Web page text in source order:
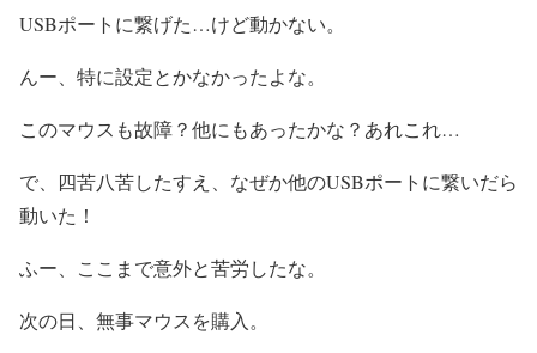
USBポートに繋げた…けど動かない。
んー、特に設定とかなかったよな。
このマウスも故障？他にもあったかな？あれこれ…
で、四苦八苦したすえ、なぜか他のUSBポートに繋いだら
動いた！
ふー、ここまで意外と苦労したな。
次の日、無事マウスを購入。